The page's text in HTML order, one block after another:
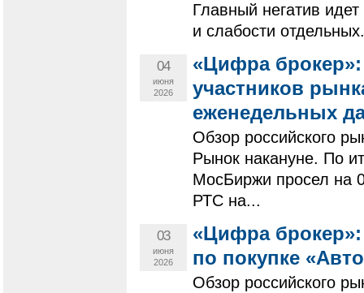
Главный негатив
и слабости
04
июня
2026
«Цифра брокер»:
участников
еженедельных
Обзор российского
Рынок накануне. По
МосБиржи просел на
РТС на...
03
июня
2026
«Цифра брокер»:
по покупке
Обзор российского